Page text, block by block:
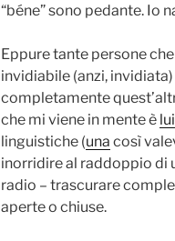
“béne” sono pedante. Io
Eppure tante persone
invidiabile (anzi,
completamente
che mi viene in mente è lui
linguistiche (una così
inorridire al raddoppio di
radio – trascurare
aperte o chiuse.